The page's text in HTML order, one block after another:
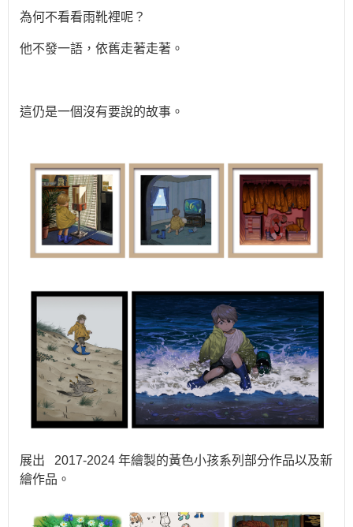
為何不看看雨靴裡呢？
他不發一語，依舊走著走著。
這仍是一個沒有要說的故事。
展出 2017-2024 年繪製的黃色小孩系列部分作品以及新
繪作品。